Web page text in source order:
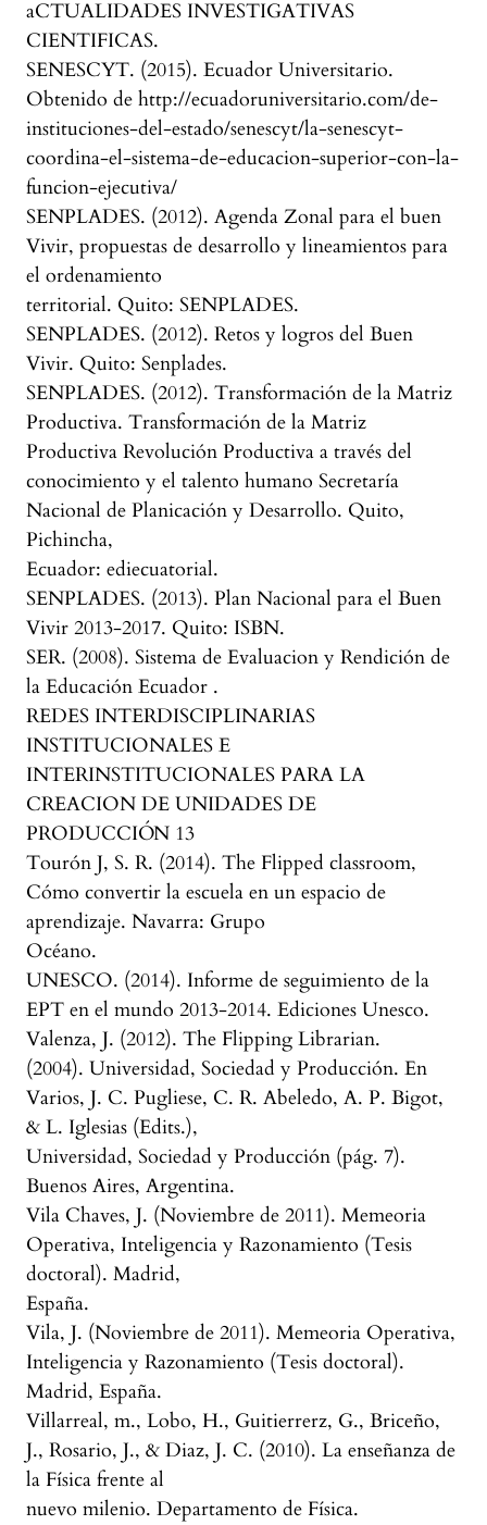
aCTUALIDADES INVESTIGATIVAS
CIENTIFICAS.
SENESCYT. (2015). Ecuador Universitario.
Obtenido de http://ecuadoruniversitario.com/de-
instituciones-del-estado/senescyt/la-senescyt-
coordina-el-sistema-de-educacion-superior-con-la-
funcion-ejecutiva/
SENPLADES. (2012). Agenda Zonal para el buen
Vivir, propuestas de desarrollo y lineamientos para
el ordenamiento
territorial. Quito: SENPLADES.
SENPLADES. (2012). Retos y logros del Buen
Vivir. Quito: Senplades.
SENPLADES. (2012). Transformación de la Matriz
Productiva. Transformación de la Matriz
Productiva Revolución Productiva a través del
conocimiento y el talento humano Secretaría
Nacional de Planicación y Desarrollo. Quito,
Pichincha,
Ecuador: ediecuatorial.
SENPLADES. (2013). Plan Nacional para el Buen
Vivir 2013-2017. Quito: ISBN.
SER. (2008). Sistema de Evaluacion y Rendición de
la Educación Ecuador .
REDES INTERDISCIPLINARIAS
INSTITUCIONALES E
INTERINSTITUCIONALES PARA LA
CREACION DE UNIDADES DE
PRODUCCIÓN 13
Tourón J, S. R. (2014). The Flipped classroom,
Cómo convertir la escuela en un espacio de
aprendizaje. Navarra: Grupo
Océano.
UNESCO. (2014). Informe de seguimiento de la
EPT en el mundo 2013-2014. Ediciones Unesco.
Valenza, J. (2012). The Flipping Librarian.
(2004). Universidad, Sociedad y Producción. En
Varios, J. C. Pugliese, C. R. Abeledo, A. P. Bigot,
& L. Iglesias (Edits.),
Universidad, Sociedad y Producción (pág. 7).
Buenos Aires, Argentina.
Vila Chaves, J. (Noviembre de 2011). Memeoria
Operativa, Inteligencia y Razonamiento (Tesis
doctoral). Madrid,
España.
Vila, J. (Noviembre de 2011). Memeoria Operativa,
Inteligencia y Razonamiento (Tesis doctoral).
Madrid, España.
Villarreal, m., Lobo, H., Guitierrerz, G., Briceño,
J., Rosario, J., & Diaz, J. C. (2010). La enseñanza de
la Física frente al
nuevo milenio. Departamento de Física.